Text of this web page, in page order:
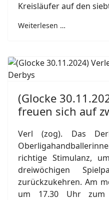
Kreisläufer auf den
Weiterlesen …
(Glocke
freuen sich auf
Verl (zog). Das
richtige Stimulanz,
dreiwöchigen
zurückzukehren. Am
um 17.30 Uhr zum